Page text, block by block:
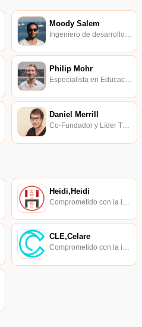
Moody Salem
Philip Mohr
Especialista en Educación Técnica en Cripto y Blockchain.
Daniel Merrill
Co-Fundador y Líder Técnico de Fleek.
Heidi,Heidi
CLE,Celare
Comprometido con la investigación de políticas en los campos de las nuevas finanzas, las finanzas internacionales y los mercados financieros.